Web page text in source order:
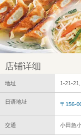
店铺详细
地址 1-21-
日语地址 〒156-
交通 小田急